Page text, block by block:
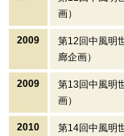
画）
2009
第12回中風明
廊企画）
2009
第13回中風明
画）
2010 第14回中風明